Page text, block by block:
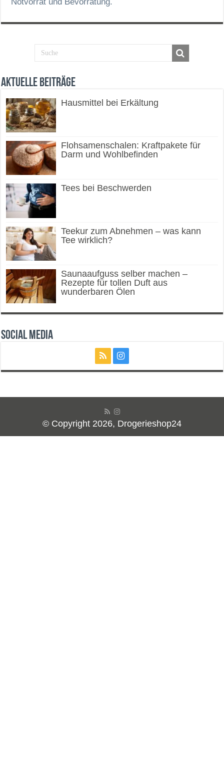
Aktuelle Beiträge
Hausmittel bei Erkältung
Flohsamenschalen: Kraftpakete für
Darm und Wohlbefinden
Tees bei Beschwerden
Teekur zum Abnehmen – was kann
Tee wirklich?
Saunaaufguss selber machen –
Rezepte für tollen Duft aus
wunderbaren Ölen
Social Media
© Copyright 2026, Drogerieshop24